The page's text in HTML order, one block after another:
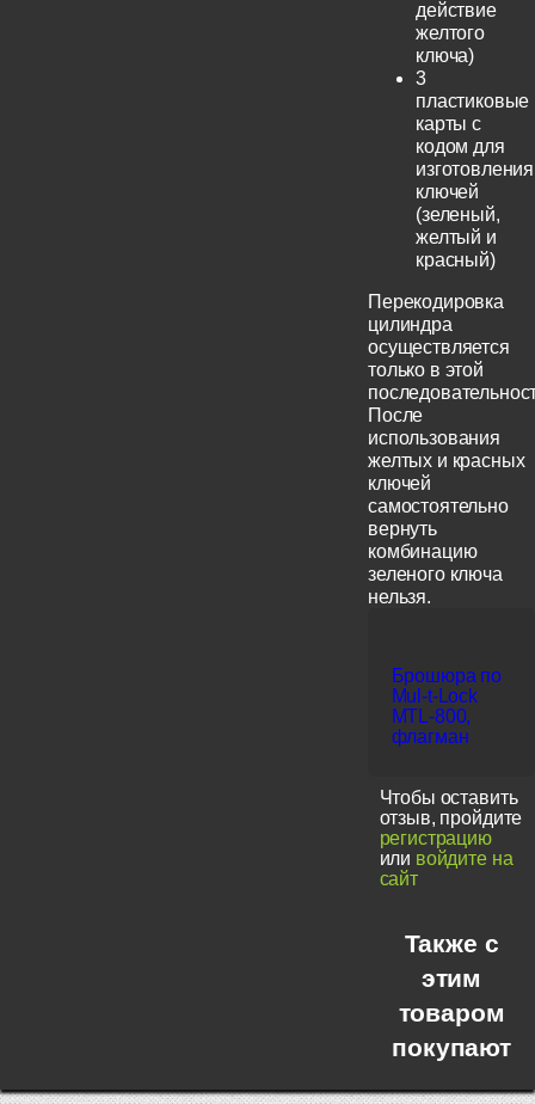
действие
желтого
ключа)
3
пластиковые
карты с
кодом для
изготовления
ключей
(зеленый,
желтый и
красный)
Перекодировка
цилиндра
осуществляется
только в этой
После
использования
желтых и красных
ключей
самостоятельно
вернуть
комбинацию
зеленого ключа
нельзя.
Брошюра по
Mul-t-Lock
MTL-800,
флагман
Чтобы оставить
отзыв, пройдите
регистрацию
или войдите на
сайт
Также с
этим
товаром
покупают